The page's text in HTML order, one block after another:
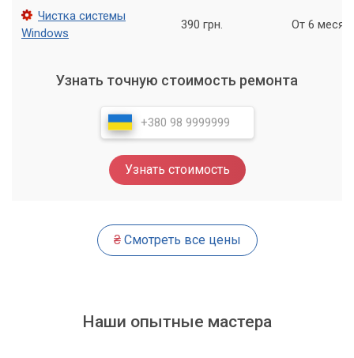
Мастер»
паниковать! Наш сервисный центр «Компьютерный Мастер»
предлагаем профессиональную помощь и гарантируем, что
ваш компьютер будет защищен.
Обратитесь к нам прямо сейчас и получите первоклассную
услугу по лечению Windows от вирусов.
Чистка системы
Windows
390 грн. От 6
Узнать точную стоимость ремонта
Узнать стоимость
₴Смотреть все цены
Наши опытные мастера